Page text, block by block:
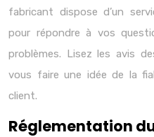
fabricant dispose d’un
pour répondre à vos
problèmes. Lisez les avis
vous faire une idée de la
client.
Réglementation